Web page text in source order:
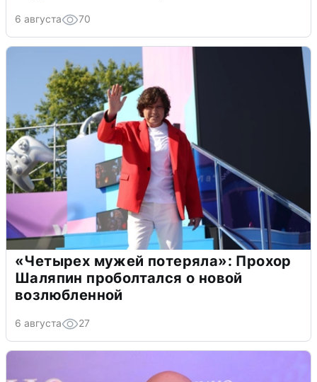
6 августа 70
«Четырех мужей потеряла»: Прохор
Шаляпин проболтался о новой
возлюбленной
6 августа 27